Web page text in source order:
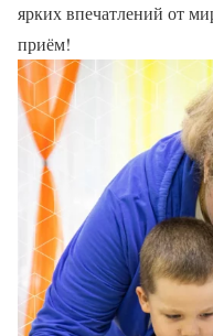
ярких впечатлений от
приём!